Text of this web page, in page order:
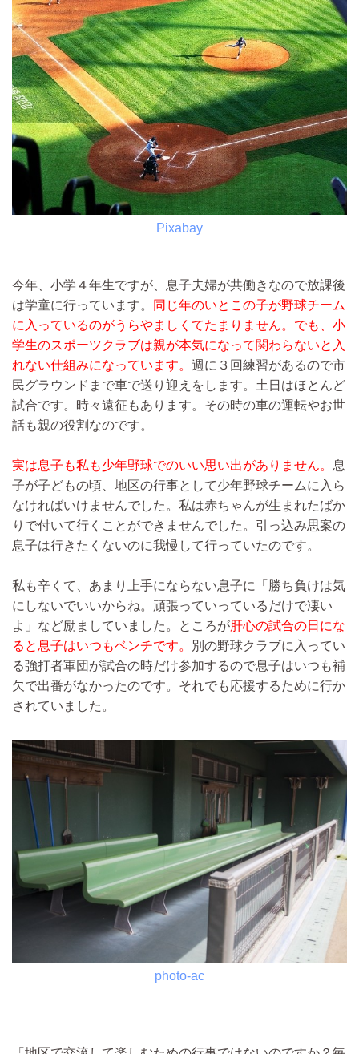
Pixabay
今年、小学４年生ですが、息子夫婦が共働きなので放課後
は学童に行っています。
同じ年のいとこの子が野球チーム
に入っているのがうらやましくてたまりません。 でも、小
学生のスポーツクラブは親が本気になって関わらないと入
れない仕組みになっています。 週に３回練習があるので市
民グラウンドまで車で送り迎えをします。土日はほとんど
試合です。時々遠征もあります。その時の車の運転やお世
話も親の役割なのです。
実は息子も私も少年野球でのいい思い出がありません。 息
子が子どもの頃、地区の行事として少年野球チームに入ら
なければいけませんでした。私は赤ちゃんが生まれたばか
りで付いて行くことができませんでした。引っ込み思案の
息子は行きたくないのに我慢して行っていたのです。
私も辛くて、あまり上手にならない息子に「勝ち負けは気
にしないでいいからね。頑張っていっているだけで凄い
よ」など励ましていました。ところが肝心の試合の日にな
ると息子はいつもベンチです。
別の野球クラブに入ってい
る強打者軍団が試合の時だけ参加するので息子はいつも補
欠で出番がなかったのです。それでも応援するために行か
されていました。
photo-ac